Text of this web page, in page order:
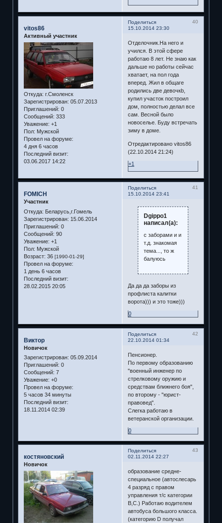
Поделиться
40
15.10.2014 23:30
vitos86
Активный участник
Откуда: г.Смоленск
Зарегистрирован: 05.07.2013
Приглашений: 0
Сообщений: 333
Уважение: +1
Пол: Мужской
Провел на форуме:
4 дня 6 часов
Последний визит:
03.06.2017 14:22
Отделочник.На него и
учился. В этой сфере
работаю 8 лет. Не знаю как
дальше но работы сейчас
хватает, на пол года
вперед. Жил в общаге
родились две девочкb,
купил участок построил
дом, полностью делал все
сам. Весной было
новоселье. Буду встречать
зиму в доме.
Отредактировано vitos86
(22.10.2014 21:24)
+1
Поделиться
41
15.10.2014 23:41
FOMICH
Участник
Откуда: Беларусь,г.Гомель
Зарегистрирован: 15.06.2014
Приглашений: 0
Сообщений: 90
Уважение: +1
Пол: Мужской
Возраст: 36 [1990-01-29]
Провел на форуме:
1 день 6 часов
Последний визит:
28.02.2015 20:05
Dgippo1
написал(а):
с заборами и и
т.д. знакомая
тема..., то ж
балуюсь
Да да да заборы из
профлиста калитки
ворота))) и это тоже)))
0
Поделиться
42
22.10.2014 01:34
Виктор
Новичок
Зарегистрирован: 05.09.2014
Приглашений: 0
Сообщений: 7
Уважение: +0
Провел на форуме:
5 часов 34 минуты
Последний визит:
18.11.2014 02:39
Пенсионер.
По первому образованию
"военный инженер по
стрелковому оружию и
средствам ближнего боя",
по второму - "юрист-
правовед".
Слегка работаю в
ветеранской организации.
0
Поделиться
43
02.11.2014 22:27
костяновский
Новичок
образование средне-
специальное (автослесарь
4 разряд с правом
управления т/с категории
В,С.) Работаю водителем
автобуса большого класса.
(категорию D получал